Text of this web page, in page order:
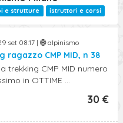
e strutture istruttori e corsi
set 08:17 | alpinismo
ragazzo CMP MID, n 38
trekking CMP MID numero
in OTTIME ...
30 €